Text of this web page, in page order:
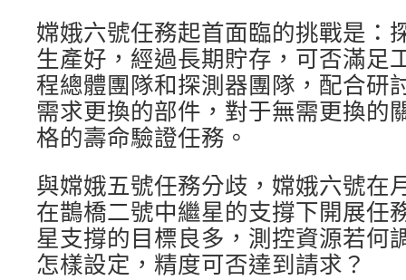
嫦娥六號任務起首面臨的挑戰是：
生產好，經過長期貯存，可否滿足
程總體團隊和探測器團隊，配合研
需求更換的部件，對于無需更換的
格的壽命驗證任務。
與嫦娥五號任務分歧，嫦娥六號在
在鵲橋二號中繼星的支撐下開展任
星支撐的目標良多，測控資源若何
怎樣設定，精度可否達到請求？